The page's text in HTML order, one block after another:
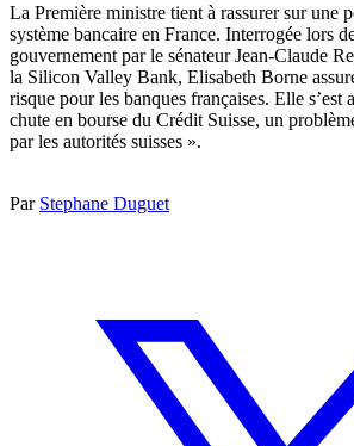
La Première ministre tient à rassurer sur une
système bancaire en France. Interrogée lors
gouvernement par le sénateur Jean-Claude
la Silicon Valley Bank, Elisabeth Borne
risque pour les banques françaises. Elle s’est
chute en bourse du Crédit Suisse, un
par les autorités suisses ».
Par Stephane Duguet